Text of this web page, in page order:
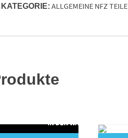
Menge
KATEGORIE: ALLGEMEINE NFZ TEILE
IN DEN WARENKORB